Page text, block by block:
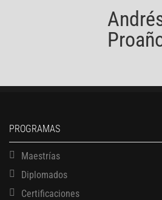
PROGRAMAS
Maestrías
Diplomados
Certificaciones